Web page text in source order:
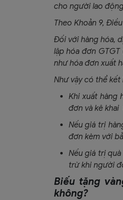
cho người lao
Theo Khoản 9,
Đối với hàng hóa,
lập hóa đơn
như hóa đơn xuất
Như vậy có thể kết
Khi xuất hàng
đơn và kê khai
Nếu giá trị
đơn kèm với
Nếu giá trị
trừ khi người
Biếu tặng
không?